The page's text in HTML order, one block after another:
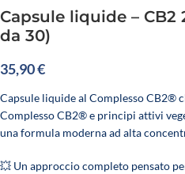
Capsule liquide –
da 30)
35,90€
Capsule liquide al Complesso CB2®
Complesso CB2® e principi attivi
una formula moderna ad alta
💥 Un approccio completo pensato